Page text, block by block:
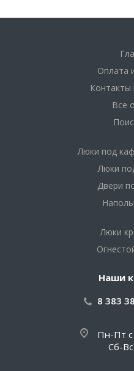
Оплата
Контакты
Все
Люки под
Люки
Двери
Люки
Наши
8 383
Пн-Пт с
Сб-